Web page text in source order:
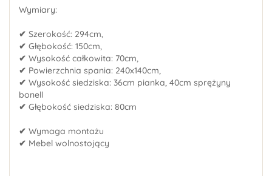
Wymiary:
✔ Szerokość: 294cm,
✔ Głębokość: 150cm,
✔ Wysokość całkowita: 70cm,
✔ Powierzchnia spania: 240x140cm,
✔ Wysokość siedziska: 36cm pianka, 40cm sprężyny
bonell
✔ Głębokość siedziska: 80cm
✔ Wymaga montażu
✔ Mebel wolnostojący